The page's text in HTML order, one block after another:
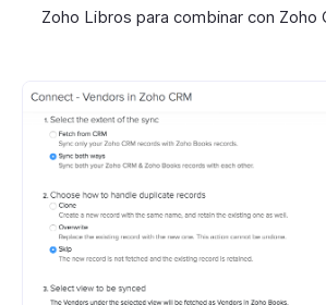
Zoho Libros para combinar con Zoho